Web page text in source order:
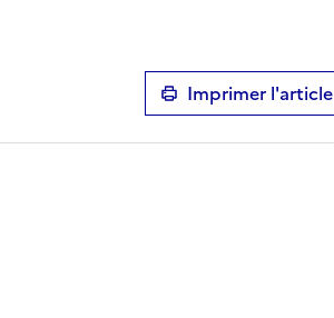
Imprimer l'article